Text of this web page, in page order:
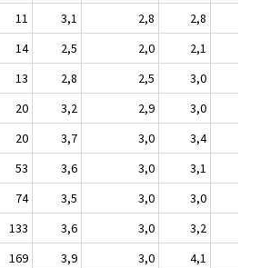
11 3,1 2,8
2,8
14 2,5 2,0
2,1
13 2,8 2,5
3,0
20 3,2 2,9
3,0
20 3,7 3,0
3,4
53 3,6 3,0
3,1
74 3,5 3,0
3,0
133 3,6 3,0
3,2
169 3,9 3,0
4,1